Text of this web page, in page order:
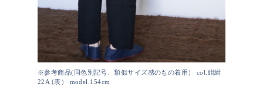
※参考商品(同色別記号、類似サイズ感のもの着用） col.紺紺
22A (表） model.154cm